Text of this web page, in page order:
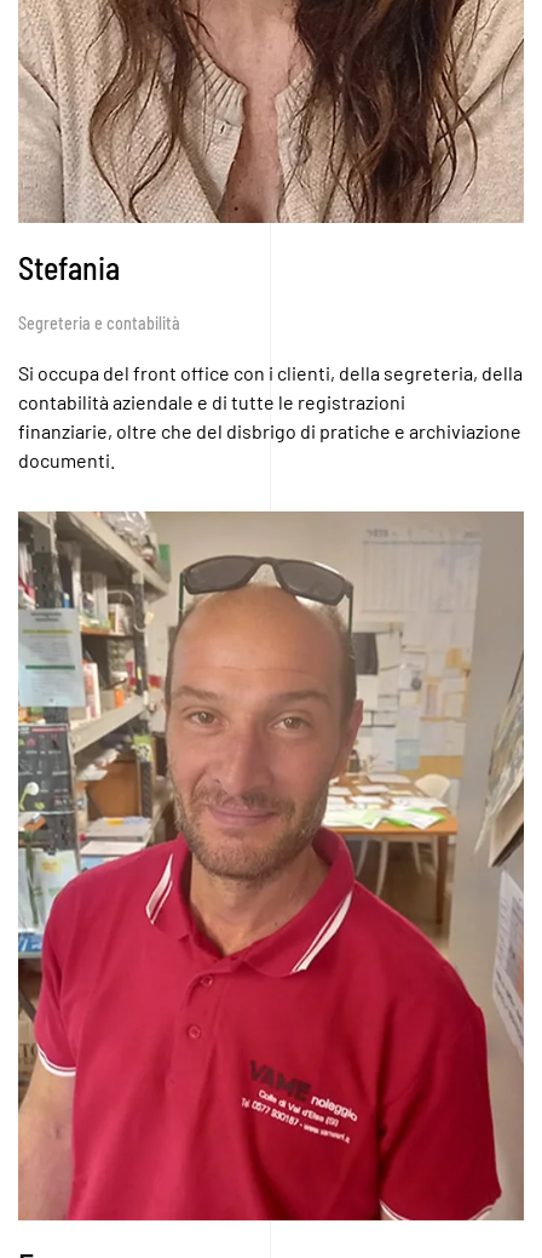
Stefania
Segreteria e contabilità
Si occupa del front office con i clienti, della segreteria, della
contabilità aziendale e di tutte le registrazioni
finanziarie, oltre che del disbrigo di pratiche e archiviazione
documenti.